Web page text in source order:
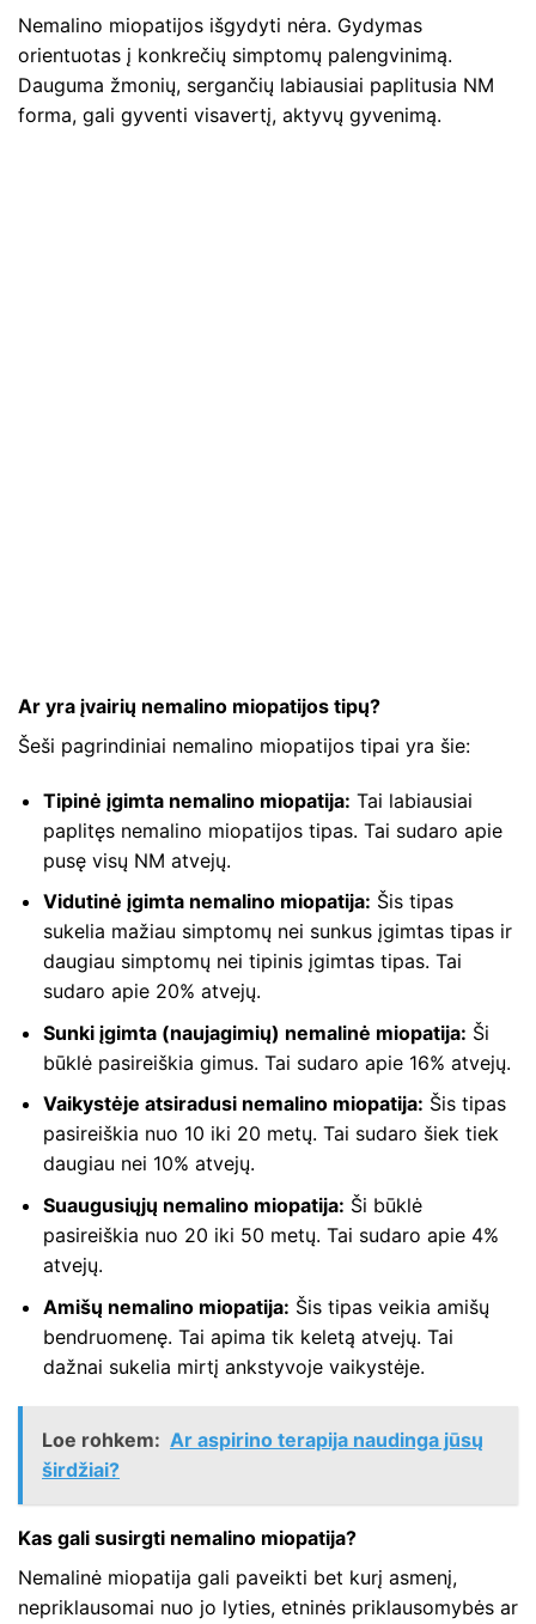
Nemalino miopatijos išgydyti nėra. Gydymas
orientuotas į konkrečių simptomų palengvinimą.
Dauguma žmonių, sergančių labiausiai paplitusia NM
forma, gali gyventi visavertį, aktyvų gyvenimą.
Ar yra įvairių nemalino miopatijos tipų?
Šeši pagrindiniai nemalino miopatijos tipai yra šie:
Tipinė įgimta nemalino miopatija: Tai labiausiai
paplitęs nemalino miopatijos tipas. Tai sudaro apie
pusę visų NM atvejų.
Vidutinė įgimta nemalino miopatija: Šis tipas
sukelia mažiau simptomų nei sunkus įgimtas tipas ir
daugiau simptomų nei tipinis įgimtas tipas. Tai
sudaro apie 20% atvejų.
Sunki įgimta (naujagimių) nemalinė miopatija: Ši
būklė pasireiškia gimus. Tai sudaro apie 16% atvejų.
Vaikystėje atsiradusi nemalino miopatija: Šis tipas
pasireiškia nuo 10 iki 20 metų. Tai sudaro šiek tiek
daugiau nei 10% atvejų.
Suaugusiųjų nemalino miopatija: Ši būklė
pasireiškia nuo 20 iki 50 metų. Tai sudaro apie 4%
atvejų.
Amišų nemalino miopatija: Šis tipas veikia amišų
bendruomenę. Tai apima tik keletą atvejų. Tai
dažnai sukelia mirtį ankstyvoje vaikystėje.
Loe rohkem: Ar aspirino terapija naudinga jūsų
širdžiai?
Kas gali susirgti nemalino miopatija?
Nemalinė miopatija gali paveikti bet kurį asmenį,
nepriklausomai nuo jo lyties, etninės priklausomybės ar